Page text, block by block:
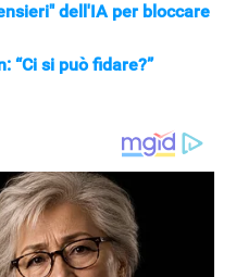
dell'IA per bloccare
“Ci si può fidare?”